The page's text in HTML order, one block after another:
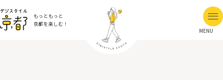
もっともっと
京都を楽しむ！
MENU